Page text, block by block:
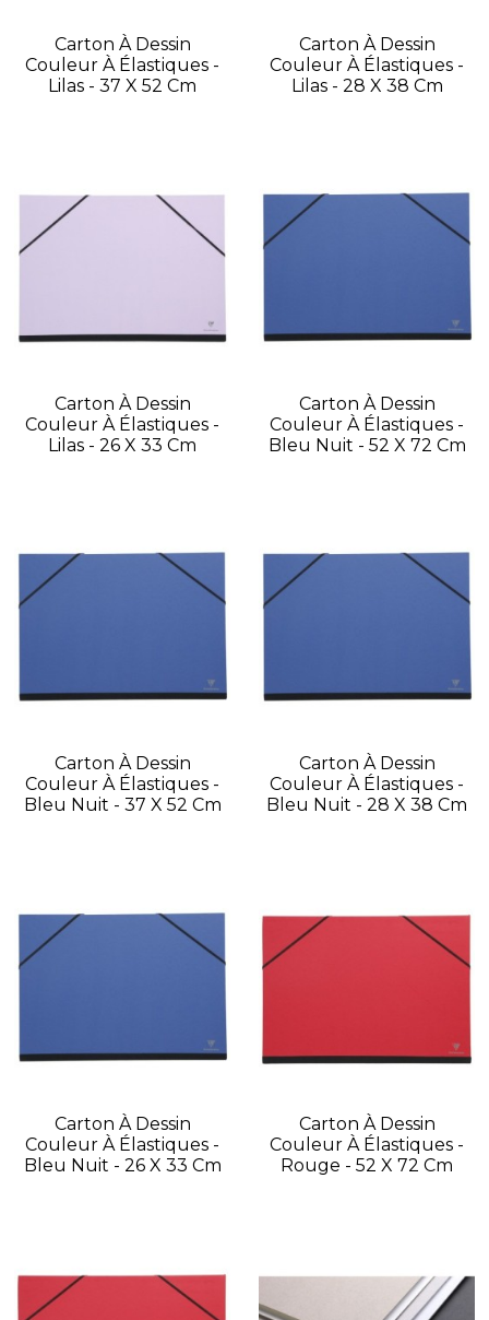
Carton À Dessin
Couleur À Élastiques -
Lilas - 37 X 52 Cm
Carton À Dessin
Couleur À Élastiques -
Lilas - 28 X 38 Cm
Carton À Dessin
Couleur À Élastiques -
Lilas - 26 X 33 Cm
Carton À Dessin
Couleur À Élastiques -
Bleu Nuit - 52 X 72 Cm
Carton À Dessin
Couleur À Élastiques -
Bleu Nuit - 37 X 52 Cm
Carton À Dessin
Couleur À Élastiques -
Bleu Nuit - 28 X 38 Cm
Carton À Dessin
Couleur À Élastiques -
Bleu Nuit - 26 X 33 Cm
Carton À Dessin
Couleur À Élastiques -
Rouge - 52 X 72 Cm